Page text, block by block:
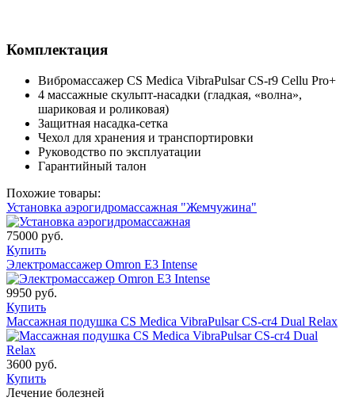
Комплектация
Вибромассажер CS Medica VibraPulsar CS-r9 Cellu Pro+
4 массажные скульпт-насадки (гладкая, «волна»,
шариковая и роликовая)
Защитная насадка-сетка
Чехол для хранения и транспортировки
Руководство по эксплуатации
Гарантийный талон
Похожие товары:
Установка аэрогидромассажная "Жемчужина"
75000 руб.
Купить
Электромассажер Omron E3 Intense
9950 руб.
Купить
Массажная подушка CS Medica VibraPulsar CS-cr4 Dual Relax
3600 руб.
Купить
Лечение болезней